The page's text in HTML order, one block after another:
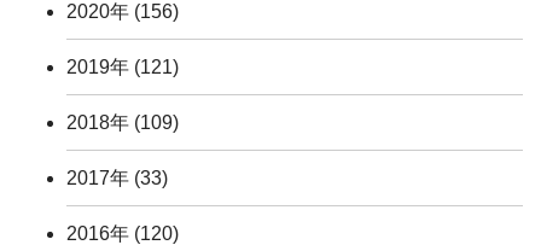
2020年 (156)
2019年 (121)
2018年 (109)
2017年 (33)
2016年 (120)